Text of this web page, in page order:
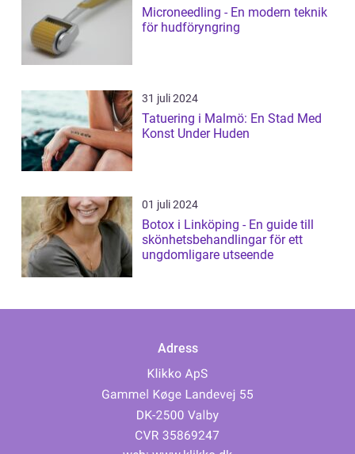
Microneedling - En modern teknik
för hudföryngring
31 juli 2024
Tatuering i Malmö: En Stad Med
Konst Under Huden
01 juli 2024
Botox i Linköping - En guide till
skönhetsbehandlingar för ett
ungdomligare utseende
Adress